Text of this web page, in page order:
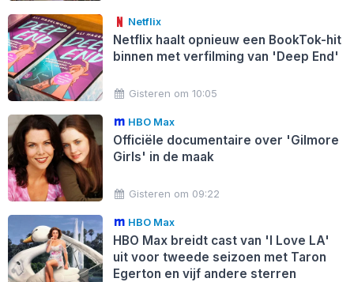
Netflix
Netflix haalt opnieuw een BookTok-hit
binnen met verfilming van 'Deep End'
Gisteren om 10:05
HBO Max
Officiële documentaire over 'Gilmore
Girls' in de maak
Gisteren om 09:22
HBO Max
HBO Max breidt cast van 'I Love LA'
uit voor tweede seizoen met Taron
Egerton en vijf andere sterren